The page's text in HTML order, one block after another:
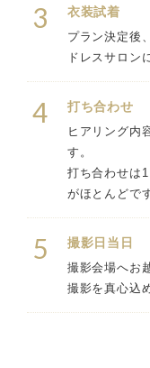
3 衣装試着
プラン決定後
ドレスサロン
4 打ち合わせ
ヒアリング内
す。
打ち合わせは
がほとんどで
5 撮影日当日
撮影会場へお
撮影を真心込